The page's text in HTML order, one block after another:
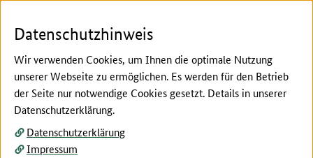
Hier beginnt der Hauptinhalt dieser Seite
Beschreibung
Fachbegriffe erklärt
Datenschutzhinweis
Wir verwenden Cookies, um Ihnen die optimale Nutzung
unserer Webseite zu ermöglichen. Es werden für den Betrieb
der Seite nur notwendige Cookies gesetzt. Details in unserer
Datenschutzerklärung.
Datenschutzerklärung
Impressum